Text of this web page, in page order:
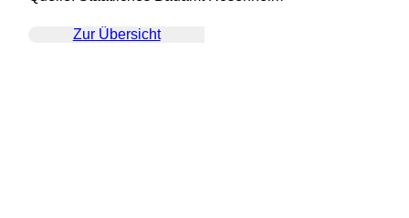
Zur Übersicht